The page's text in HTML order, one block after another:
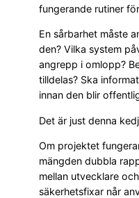
fungerande rutiner
En sårbarhet måste
den? Vilka system
angrepp i omlopp?
tilldelas? Ska
innan den blir
Det är just denna
Om projektet
mängden dubbla
mellan utvecklare
säkerhetsfixar når